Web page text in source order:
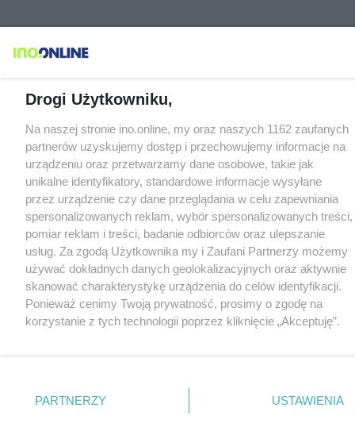
Drogi Użytkowniku,
Na naszej stronie ino.online, my oraz naszych 1162 zaufanych
partnerów uzyskujemy dostęp i przechowujemy informacje na
urządzeniu oraz przetwarzamy dane osobowe, takie jak
unikalne identyfikatory, standardowe informacje wysyłane
przez urządzenie czy dane przeglądania w celu zapewniania
spersonalizowanych reklam, wybór spersonalizowanych treści,
pomiar reklam i treści, badanie odbiorców oraz ulepszanie
usług. Za zgodą Użytkownika my i Zaufani Partnerzy możemy
używać dokładnych danych geolokalizacyjnych oraz aktywnie
skanować charakterystykę urządzenia do celów identyfikacji.
Ponieważ cenimy Twoją prywatność, prosimy o zgodę na
korzystanie z tych technologii poprzez kliknięcie „Akceptuję”.
nie wymagają zgody użytkownika, ale masz prawo sprzeciwić
się takiemu przetwarzaniu. Preferencje będą miały
PARTNERZY USTAWIENIA